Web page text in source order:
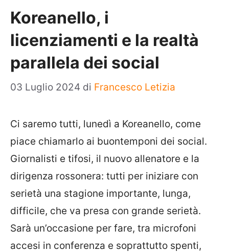
Koreanello, i
licenziamenti e la realtà
parallela dei social
03 Luglio 2024 di Francesco Letizia
Ci saremo tutti, lunedì a Koreanello, come
piace chiamarlo ai buontemponi dei social.
Giornalisti e tifosi, il nuovo allenatore e la
dirigenza rossonera: tutti per iniziare con
serietà una stagione importante, lunga,
difficile, che va presa con grande serietà.
Sarà un’occasione per fare, tra microfoni
accesi in conferenza e soprattutto spenti,